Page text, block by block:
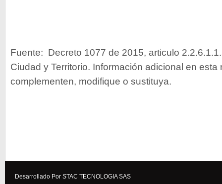
Fuente: Decreto 1077 de 2015, articulo
Ciudad y Territorio. Información adicional en
complementen, modifique o sustituya.
Desarrollado Por STAC TECNOLOGIA SAS